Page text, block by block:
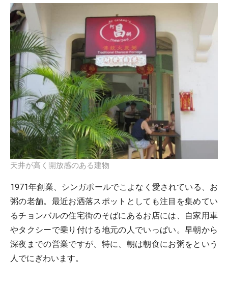
天井が高く開放感のある建物
1971年創業、シンガポールでこよなく愛されている、お
粥の老舗。最近お洒落スポットとしても注目を集めてい
るチョンバルの住宅街のそばにあるお店には、自家用車
やタクシーで乗り付ける地元の人でいっぱい。早朝から
深夜までの営業ですが、特に、朝は朝食にお粥をという
人でにぎわいます。